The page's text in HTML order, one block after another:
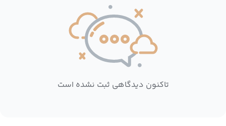
تاکنون دیدگاهی ثبت نشده است